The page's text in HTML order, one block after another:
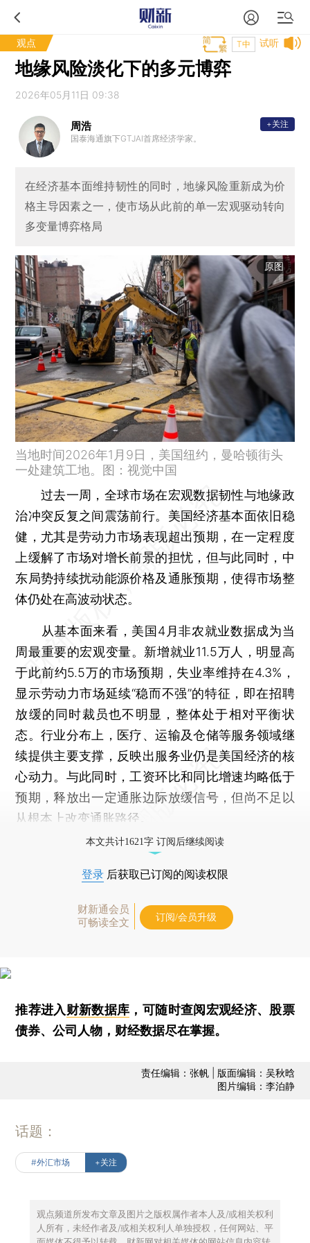
观点 试听
T中
地缘风险淡化下的多元博弈
2026年05月11日 09:38
周浩
国泰海通旗下GTJAI首席经济学家。
+关注
在经济基本面维持韧性的同时，地缘风险重新成为价
格主导因素之一，使市场从此前的单一宏观驱动转向
多变量博弈格局
原图
当地时间2026年1月9日，美国纽约，曼哈顿街头
一处建筑工地。图：视觉中国
过去一周，全球市场在宏观数据韧性与地缘政
治冲突反复之间震荡前行。美国经济基本面依旧稳
健，尤其是劳动力市场表现超出预期，在一定程度
上缓解了市场对增长前景的担忧，但与此同时，中
东局势持续扰动能源价格及通胀预期，使得市场整
体仍处在高波动状态。
从基本面来看，美国4月非农就业数据成为当
周最重要的宏观变量。新增就业11.5万人，明显高
于此前约5.5万的市场预期，失业率维持在4.3%，
显示劳动力市场延续“稳而不强”的特征，即在招聘
放缓的同时裁员也不明显，整体处于相对平衡状
态。行业分布上，医疗、运输及仓储等服务领域继
续提供主要支撑，反映出服务业仍是美国经济的核
心动力。与此同时，工资环比和同比增速均略低于
预期，释放出一定通胀边际放缓信号，但尚不足以
从根本上改变通胀路径。
本文共计1621字 订阅后继续阅读
登录 后获取已订阅的阅读权限
财新通会员
可畅读全文
订阅/会员升级
推荐进入财新数据库 ，可随时查阅宏观经济、股票
债券、公司人物，财经数据尽在掌握。
责任编辑：张帆 | 版面编辑：吴秋晗
图片编辑：李泊静
话题：
#外汇市场 +关注
观点频道所发布文章及图片之版权属作者本人及/或相关权利
人所有，未经作者及/或相关权利人单独授权，任何网站、平